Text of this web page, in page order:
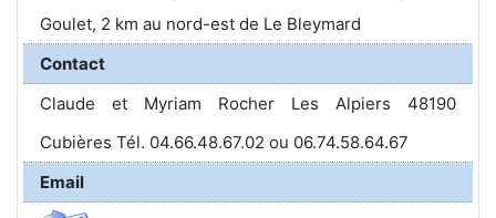
Goulet, 2 km au nord-est de Le Bleymard
Contact
Claude et Myriam Rocher Les Alpiers 48190
Cubières Tél. 04.66.48.67.02 ou 06.74.58.64.67
Email